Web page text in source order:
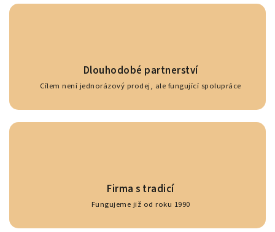
Dlouhodobé partnerství
Cílem není jednorázový prodej, ale fungující spolupráce
Firma s tradicí
Fungujeme již od roku 1990